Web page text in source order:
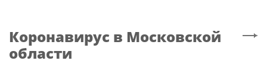
Коронавирус в Московской
области